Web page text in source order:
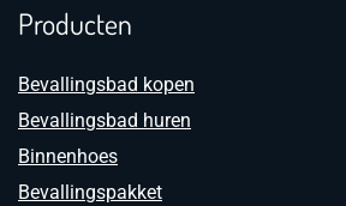
Producten
Bevallingsbad kopen
Bevallingsbad huren
Binnenhoes
Bevallingspakket